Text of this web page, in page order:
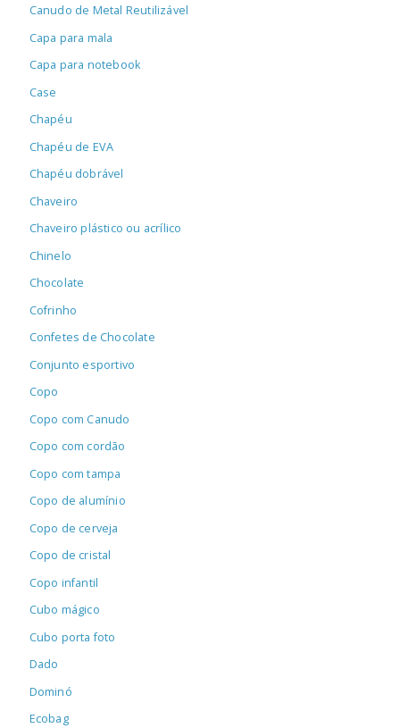
Canudo de Metal Reutilizável
Capa para mala
Capa para notebook
Case
Chapéu
Chapéu de EVA
Chapéu dobrável
Chaveiro
Chaveiro plástico ou acrílico
Chinelo
Chocolate
Cofrinho
Confetes de Chocolate
Conjunto esportivo
Copo
Copo com Canudo
Copo com cordão
Copo com tampa
Copo de alumínio
Copo de cerveja
Copo de cristal
Copo infantil
Cubo mágico
Cubo porta foto
Dado
Dominó
Ecobag